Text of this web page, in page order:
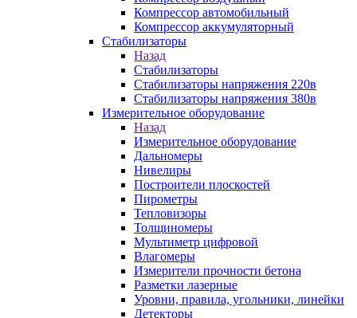
Компрессор автомобильный
Компрессор аккумуляторный
Стабилизаторы
Назад
Стабилизаторы
Стабилизаторы напряжения 220в
Стабилизаторы напряжения 380в
Измерительное оборудование
Назад
Измерительное оборудование
Дальномеры
Нивелиры
Построители плоскостей
Пирометры
Тепловизоры
Толщиномеры
Мультиметр цифровой
Влагомеры
Измерители прочности бетона
Разметки лазерные
Уровни, правила, угольники, линейки
Детекторы